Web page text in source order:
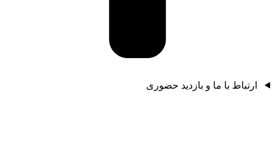
ارتباط با ما و بازدید حضوری